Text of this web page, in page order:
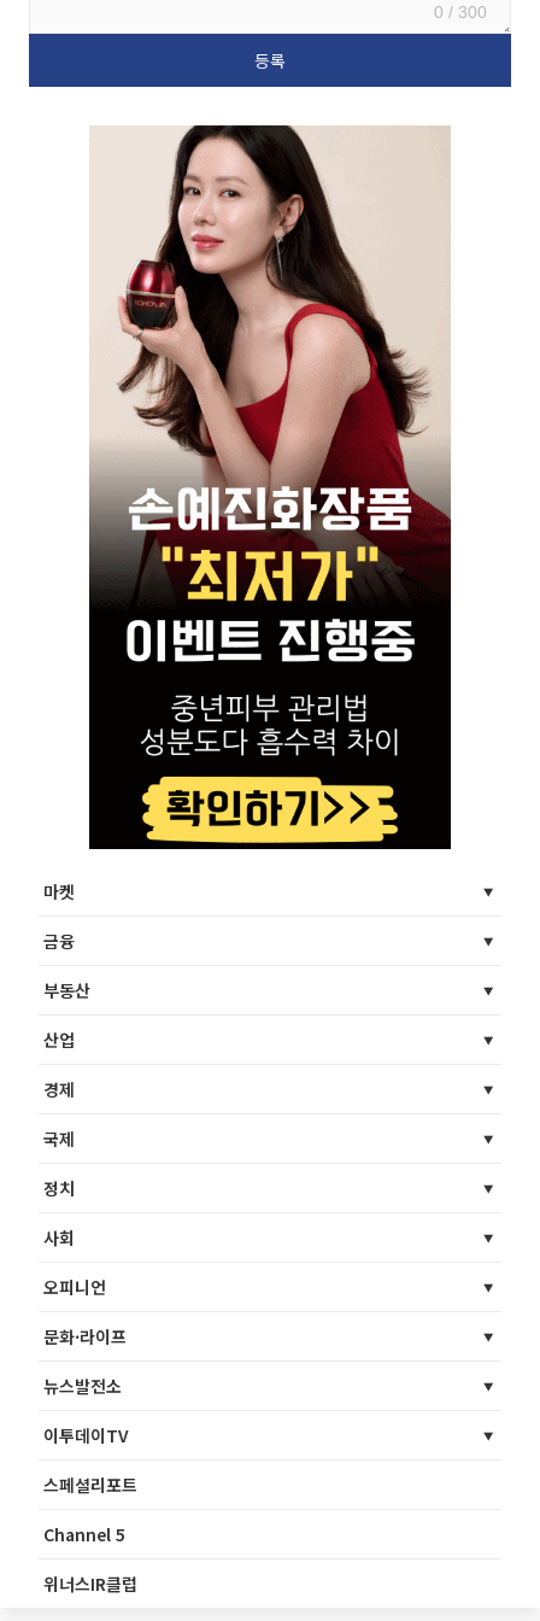
0 / 300
마켓
금융
부동산
산업
경제
국제
정치
사회
오피니언
문화·라이프
뉴스발전소
이투데이TV
스페셜리포트
Channel 5
위너스IR클럽